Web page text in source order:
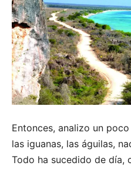
Entonces, analizo un
las iguanas, las águilas,
Todo ha sucedido de día,